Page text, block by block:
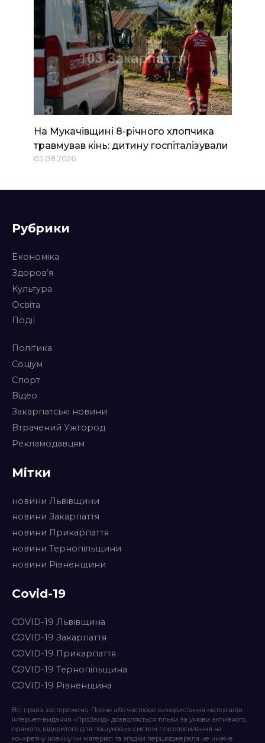
На Мукачівщині 8-річного хлопчика
травмував кінь: дитину госпіталізували
05.08.2026
Рубрики
Економіка
Здоров’я
Культура
Освіта
Події
Політика
Соціум
Спорт
Відео
Закарпатські новини
Втрачений Ужгород
Рекламодавцям
Мітки
новини Львівщини
новини Закарпаття
новини Прикарпаття
новини Тернопільщини
новини Рівненщини
Covid-19
COVID-19 Львівщина
COVID-19 Закарпаття
COVID-19 Прикарпаття
COVID-19 Тернопільщина
COVID-19 Рівненщина
Всі права застережено. Повне або часткове використання матеріалів
інтернет-видання «ПроЗахід» дозволяється тільки за умови активного,
прямого, відкритого для пошукових систем гіперпосилання на
конкретну новину чи матеріал та згадки першоджерела не нижче